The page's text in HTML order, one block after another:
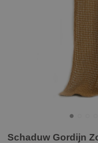
Schaduw Gordijn